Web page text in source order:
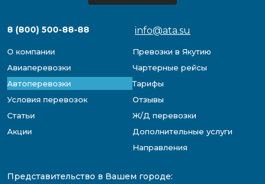
8 (800) 500-88-88 info@ata.su
О компании
Превозки в Якутию
Авиаперевозки
Чартерные рейсы
Автоперевозки
Тарифы
Условия перевозок
Отзывы
Статьи
Ж/Д перевозки
Акции
Дополнительные услуги
Направления
Представительство в Вашем городе: